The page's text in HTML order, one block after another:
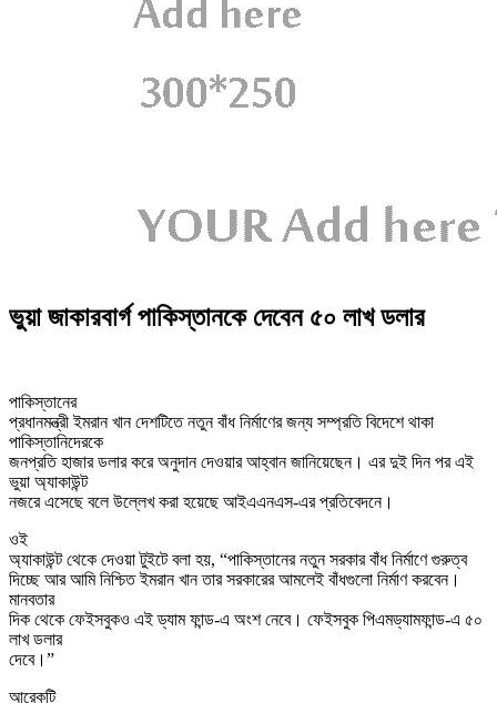
ভুয়া জাকারবার্গ পাকিস্তানকে দেবেন ৫০ লাখ ডলার
পাকিস্তানের
প্রধানমন্ত্রী ইমরান খান দেশটিতে নতুন বাঁধ নির্মাণের জন্য সম্প্রতি বিদেশে থাকা
পাকিস্তানিদেরকে
জনপ্রতি হাজার ডলার করে অনুদান দেওয়ার আহ্বান জানিয়েছেন। এর দুই দিন পর এই
ভুয়া অ্যাকাউন্ট
নজরে এসেছে বলে উল্লেখ করা হয়েছে আইএএনএস-এর প্রতিবেদনে।
ওই
অ্যাকাউন্ট থেকে দেওয়া টুইটে বলা হয়, “পাকিস্তানের নতুন সরকার বাঁধ নির্মাণে গুরুত্ব
দিচ্ছে আর আমি নিশ্চিত ইমরান খান তার সরকারের আমলেই বাঁধগুলো নির্মাণ করবেন।
মানবতার
দিক থেকে ফেইসবুকও এই ড্যাম ফান্ড-এ অংশ নেবে। ফেইসবুক পিএমড্যামফান্ড-এ ৫০
লাখ ডলার
দেবে।”
আরেকটি